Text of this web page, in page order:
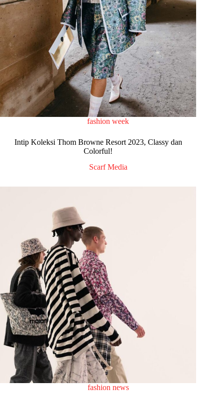
fashion week
Intip Koleksi Thom Browne Resort 2023, Classy dan
Colorful!
Scarf Media
fashion news